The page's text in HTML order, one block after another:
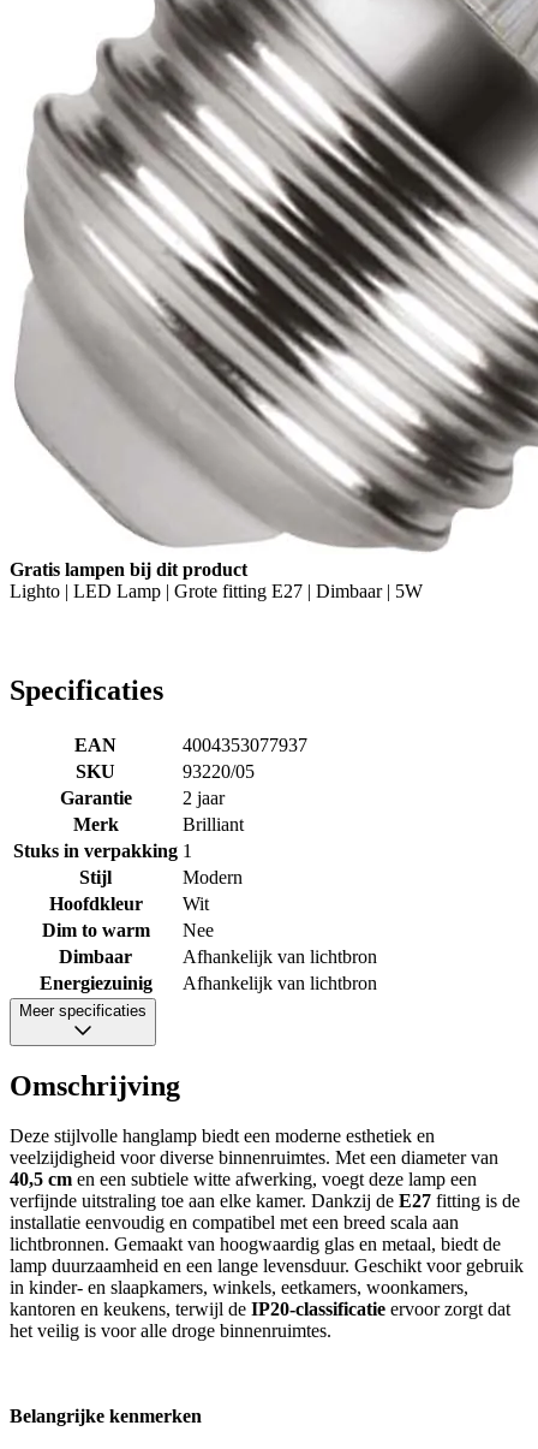
Gratis lampen bij dit product
Lighto | LED Lamp | Grote fitting E27 | Dimbaar | 5W
Specificaties
EAN
4004353077937
SKU
93220/05
Garantie
2 jaar
Merk
Brilliant
Stuks in verpakking 1
Stijl
Modern
Hoofdkleur
Wit
Dim to warm
Nee
Dimbaar
Afhankelijk van lichtbron
Energiezuinig
Afhankelijk van lichtbron
Meer specificaties
Omschrijving
Deze stijlvolle hanglamp biedt een moderne esthetiek en
veelzijdigheid voor diverse binnenruimtes. Met een diameter van
40,5 cm en een subtiele witte afwerking, voegt deze lamp een
verfijnde uitstraling toe aan elke kamer. Dankzij de E27 fitting is de
installatie eenvoudig en compatibel met een breed scala aan
lichtbronnen. Gemaakt van hoogwaardig glas en metaal, biedt de
lamp duurzaamheid en een lange levensduur. Geschikt voor gebruik
in kinder- en slaapkamers, winkels, eetkamers, woonkamers,
kantoren en keukens, terwijl de IP20-classificatie ervoor zorgt dat
het veilig is voor alle droge binnenruimtes.
Belangrijke kenmerken